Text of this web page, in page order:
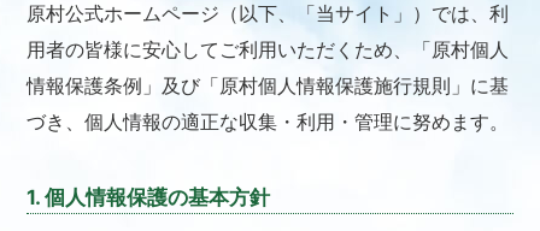
原村公式ホームページ（以下、「当サイト」）では、利
用者の皆様に安心してご利用いただくため、「原村個人
情報保護条例」及び「原村個人情報保護施行規則」に基
づき、個人情報の適正な収集・利用・管理に努めます。
1. 個人情報保護の基本方針